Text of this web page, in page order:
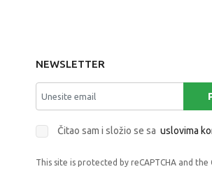
NEWSLETTER
Čitao sam i složio se sa uslovima
This site is protected by reCAPTCHA and the